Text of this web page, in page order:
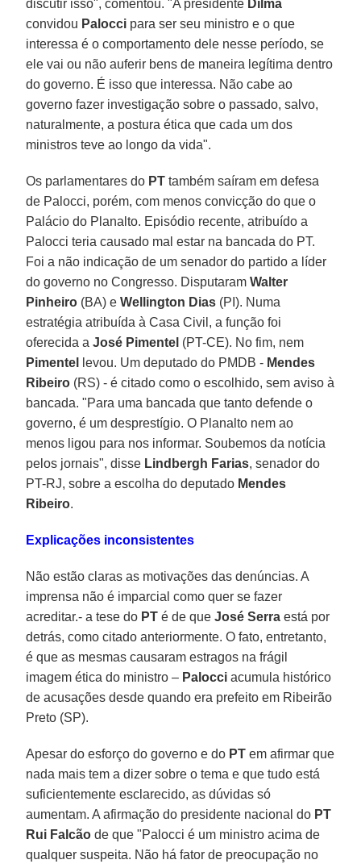
discutir isso", comentou. "A presidente Dilma
convidou Palocci para ser seu ministro e o que
interessa é o comportamento dele nesse período, se
ele vai ou não auferir bens de maneira legítima dentro
do governo. É isso que interessa. Não cabe ao
governo fazer investigação sobre o passado, salvo,
naturalmente, a postura ética que cada um dos
ministros teve ao longo da vida".
Os parlamentares do PT também saíram em defesa
de Palocci, porém, com menos convicção do que o
Palácio do Planalto. Episódio recente, atribuído a
Palocci teria causado mal estar na bancada do PT.
Foi a não indicação de um senador do partido a líder
do governo no Congresso. DisputaramWalter
Pinheiro (BA) eWellington Dias (PI). Numa
estratégia atribuída à Casa Civil, a função foi
oferecida aJosé Pimentel (PT-CE). No fim, nem
Pimentel
levou. Um deputado do PMDB - Mendes
Ribeiro (RS) - é citado como o escolhido, sem aviso à
bancada. "Para uma bancada que tanto defende o
governo, é um desprestígio. O Planalto nem ao
menos ligou para nos informar. Soubemos da notícia
pelos jornais", disse Lindbergh Farias, senador do
PT-RJ, sobre a escolha do deputado Mendes
Ribeiro.
Explicações inconsistentes
Não estão claras as motivações das denúncias. A
imprensa não é imparcial como quer se fazer
acreditar.- a tese do PT é de queJosé Serra está por
detrás, como citado anteriormente. O fato, entretanto,
é que as mesmas causaram estragos na frágil
imagem ética do ministro – Palocci acumula histórico
de acusações desde quando era prefeito em Ribeirão
Preto (SP).
Apesar do esforço do governo e do PT em afirmar que
nada mais tem a dizer sobre o tema e que tudo está
suficientemente esclarecido, as dúvidas só
aumentam. A afirmação do presidente nacional do PT
Rui Falcão de que "Palocci é um ministro acima de
qualquer suspeita. Não há fator de preocupação no